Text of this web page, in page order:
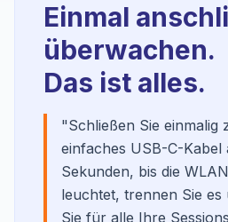
Einmal
überwachen.
Das ist alles.
"Schließen Sie einmalig
einfaches USB-C-Kabel
Sekunden, bis die
leuchtet, trennen Sie
Sie für alle Ihre